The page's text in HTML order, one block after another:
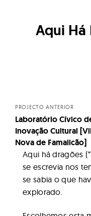
Aqui Há
navigation
PROJECTO ANTERIOR
Laboratório Cívico
Inovação Cultural
Nova de Famalicão]
Aqui há dragões
se escrevia nos
se sabia o que
explorado.